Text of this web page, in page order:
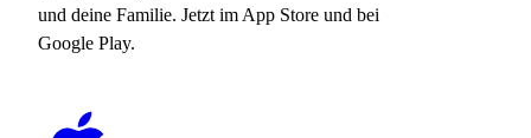
und deine Familie. Jetzt im App Store und bei
Google Play.